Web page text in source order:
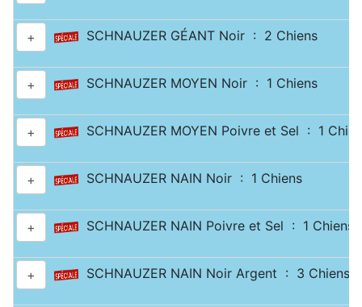
+ SCHNAUZER GÉANT Noir : 2 Chiens
+ SCHNAUZER MOYEN Noir : 1 Chiens
+ SCHNAUZER MOYEN Poivre et Sel : 1
+ SCHNAUZER NAIN Noir : 1 Chiens
+ SCHNAUZER NAIN Poivre et Sel : 1 Chiens
+ SCHNAUZER NAIN Noir Argent : 3 Chiens